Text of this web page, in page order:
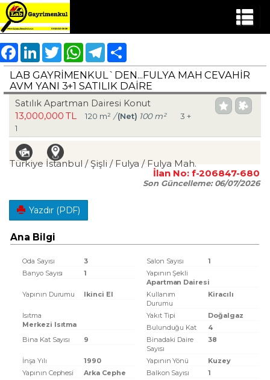
FacebookLinkedInTwitter WhatsAppTelegram
LAB GAYRIMENKUL`DEN...FULYA MAH CEVAHİR
AVM YANI 3+1 SATILIK DAİRE
Satılık Apartman Dairesi Konut
13,000,000 TL 120 m² /(Net) 100 m²
3 +
1
Türkiye İstanbul / Şişli / Fulya / Fulya Mah.
İlan No: f-206847-680
Son Güncelleme:06/07/2026
Yazdır (PDF)
Ana Bilgi
Oda Sayısı 3 Salon Sayısı
1
Banyo Sayısı
1
Yapının Şekli
Apartman Dairesi
Yapının Durumu
Ikinci El
Kullanım
Durumu
Kiracılı
Isıtma
Merkezi Isıtma
Yakıt Tipi
Doğalgaz
Bulunduğu Kat
4
Bina Kat Sayısı
9
Binadaki Daire
Sayısı
38
İnşa Yılı 1990 Yapının Yönü
Kuzey
Yapının Cephesi
Arka Cephe Balkon Sayısı
1